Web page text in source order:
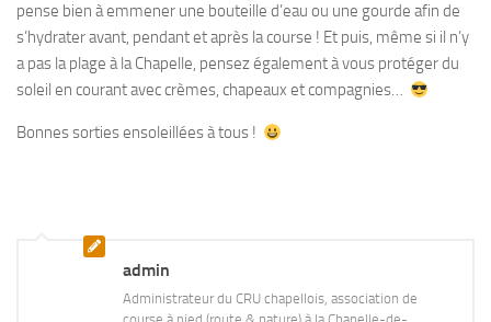
pense bien à emmener une bouteille d’eau ou une gourde afin de
s’hydrater avant, pendant et après la course ! Et puis, même si il n’y
a pas la plage à la Chapelle, pensez également à vous protéger du
soleil en courant avec crèmes, chapeaux et compagnies…
Bonnes sorties ensoleillées à tous !
admin
Administrateur du CRU chapellois, association de